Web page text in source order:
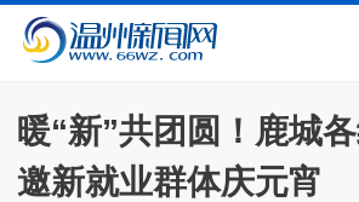
暖“新”共团圆！鹿城
邀新就业群体庆元宵